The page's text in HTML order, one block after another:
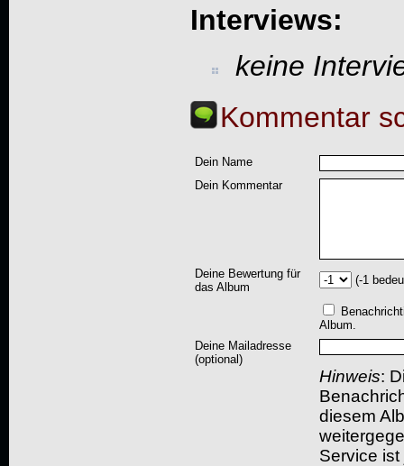
Interviews:
keine
Kommentar
Dein Name
Dein Kommentar
Deine Bewertung für
das Album
(-1
Album.
Deine Mailadresse
(optional)
Hinweis:
diesem
Service